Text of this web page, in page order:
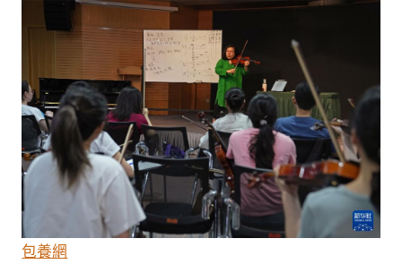
夜
秋
班
一
包
養
網
開
學
_
中
包養網